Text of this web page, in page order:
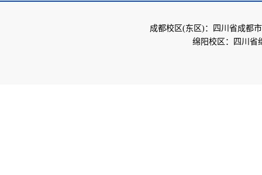
成都校区(东区)：四川省成都
绵阳校区：四川省